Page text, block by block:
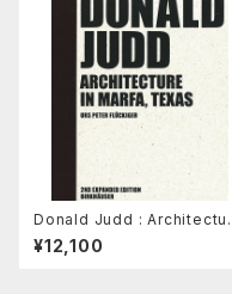
Donald Judd :
in Marfa, Texas
¥12,100